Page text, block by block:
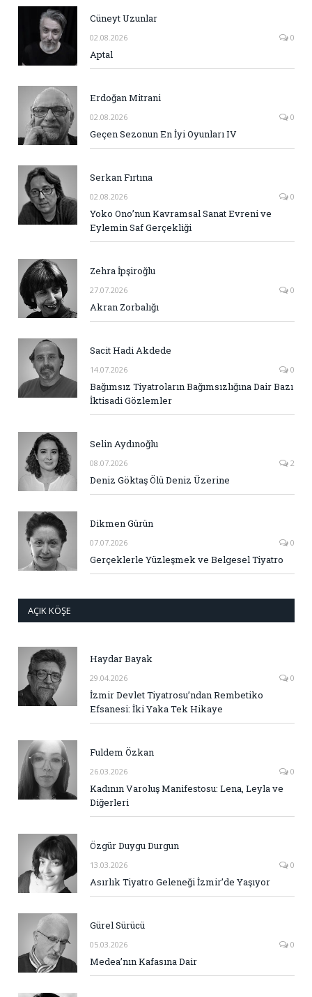
Cüneyt Uzunlar
02.08.2026 0
Aptal
Erdoğan Mitrani
02.08.2026 0
Geçen Sezonun En İyi Oyunları IV
Serkan Fırtına
02.08.2026 0
Yoko Ono’nun Kavramsal Sanat Evreni ve
Eylemin Saf Gerçekliği
Zehra İpşiroğlu
27.07.2026 0
Akran Zorbalığı
Sacit Hadi Akdede
14.07.2026 0
Bağımsız Tiyatroların Bağımsızlığına Dair Bazı
İktisadi Gözlemler
Selin Aydınoğlu
08.07.2026 2
Deniz Göktaş Ölü Deniz Üzerine
Dikmen Gürün
07.07.2026 0
Gerçeklerle Yüzleşmek ve Belgesel Tiyatro
AÇIK KÖŞE
Haydar Bayak
29.04.2026 0
İzmir Devlet Tiyatrosu’ndan Rembetiko
Efsanesi: İki Yaka Tek Hikaye
Fuldem Özkan
26.03.2026 0
Kadının Varoluş Manifestosu: Lena, Leyla ve
Diğerleri
Özgür Duygu Durgun
13.03.2026 0
Asırlık Tiyatro Geleneği İzmir’de Yaşıyor
Gürel Sürücü
05.03.2026 0
Medea’nın Kafasına Dair